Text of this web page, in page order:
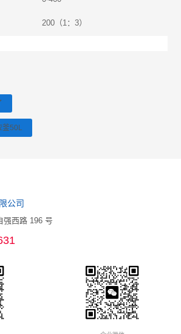
200（1：3）
釜50L
公司
强西路 196 号